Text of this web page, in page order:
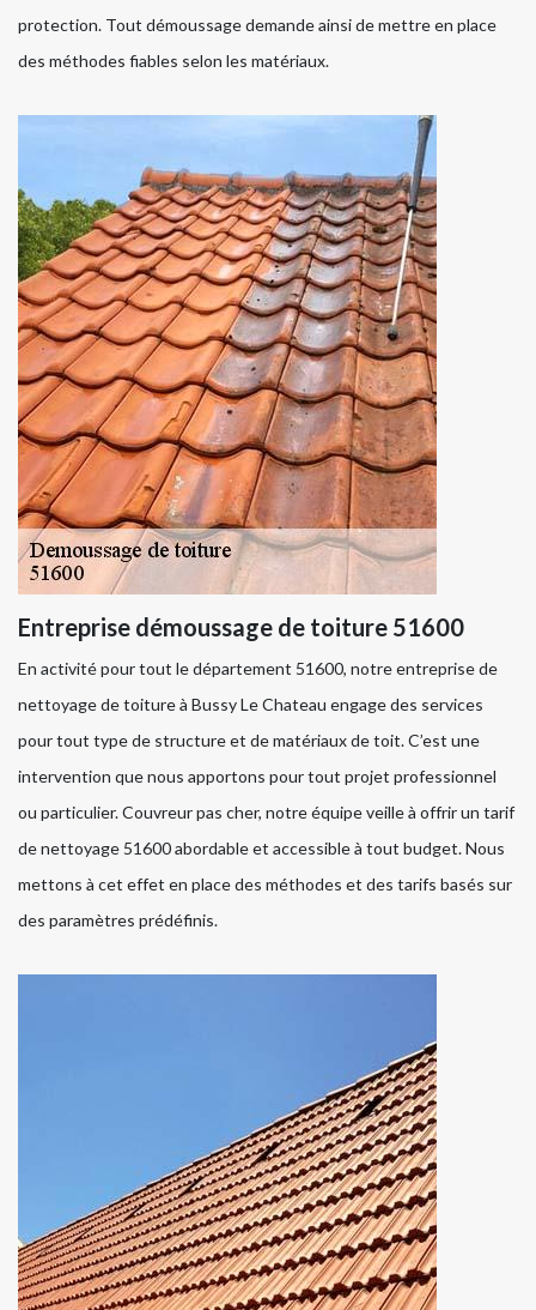
protection. Tout démoussage demande ainsi de mettre en place
des méthodes fiables selon les matériaux.
Entreprise démoussage de toiture 51600
En activité pour tout le département 51600, notre entreprise de
nettoyage de toiture à Bussy Le Chateau engage des services
pour tout type de structure et de matériaux de toit. C’est une
intervention que nous apportons pour tout projet professionnel
ou particulier. Couvreur pas cher, notre équipe veille à offrir un tarif
de nettoyage 51600 abordable et accessible à tout budget. Nous
mettons à cet effet en place des méthodes et des tarifs basés sur
des paramètres prédéfinis.